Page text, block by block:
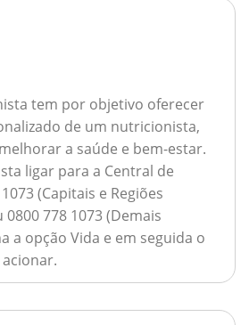
tem por objetivo oferecer
de um nutricionista,
a saúde e bem-estar.
ligar para a Central de
(Capitais e Regiões
778 1073 (Demais
a opção Vida e em seguida o